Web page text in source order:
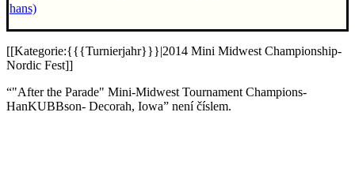
hans)
[[Kategorie:{{{Turnierjahr}}}|2014 Mini Midwest Championship-
Nordic Fest]]
“"After the Parade" Mini-Midwest Tournament Champions-
HanKUBBson- Decorah, Iowa” není číslem.